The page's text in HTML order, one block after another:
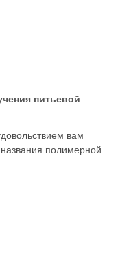
питьевой
вам
полимерной